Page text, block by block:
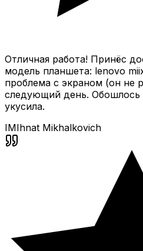
Отличная работа! Принёс
модель планшета: lenovo
проблема с экраном (он не
следующий день. Обошлось
укусила.
IMIhnat Mikhalkovich